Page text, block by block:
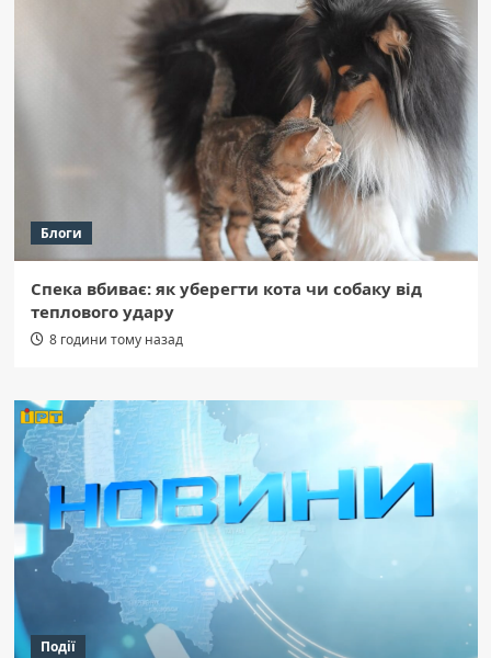
Блоги
Спека вбиває: як уберегти кота чи собаку від
теплового удару
8 години тому назад
Події